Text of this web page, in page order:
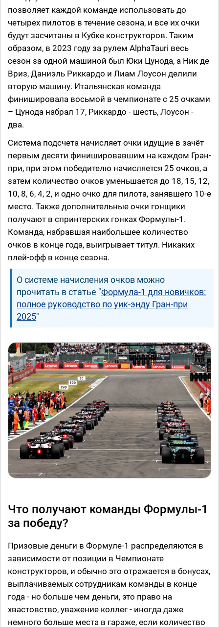
позволяет каждой команде использовать до
четырех пилотов в течение сезона, и все их очки
будут засчитаны в Кубке конструкторов. Таким
образом, в 2023 году за рулем AlphaTauri весь
сезон за одной машиной был Юки Цунода, а Ник де
Вриз, Даниэль Риккардо и Лиам Лоусон делили
вторую машину. Итальянская команда
финишировала восьмой в чемпионате с 25 очками
– Цунода набрал 17, Риккардо - шесть, Лоусон -
два.
Система подсчета начисляет очки идущие в зачёт
первым десяти финишировавшим на каждом Гран-
при, при этом победителю начисляется 25 очков, а
затем количество очков уменьшается до 18, 15, 12,
10, 8, 6, 4, 2, и одно очко для пилота, занявшего 10-е
место. Также дополнительные очки гонщики
получают в спринтерских гонках Формулы-1.
Команда, набравшая наибольшее количество
очков в конце года, выигрывает титул. Никаких
плей-офф в конце сезона.
О системе начисления очков можно
прочитать в статье "Формула-1 для новичков:
полное руководство по уик-энду Гран-при
2025"
Что получают команды Формулы-1
за победу?
Призовые деньги в Формуле-1 распределяются в
зависимости от позиции в Чемпионате
конструкторов, и обычно это отражается в бонусах,
выплачиваемых сотрудникам команды в конце
года - но больше чем деньги, это право на
хвастовство, уважение коллег - иногда даже
немного больше места в гараже, если количество